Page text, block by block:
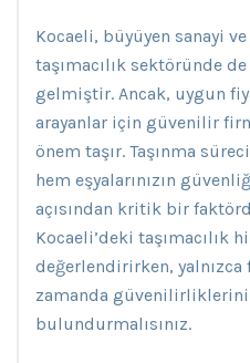
Kocaeli, büyüyen sanayi
taşımacılık sektöründe
gelmiştir. Ancak, uygun
arayanlar için güvenilir
önem taşır. Taşınma
hem eşyalarınızın
açısından kritik bir
Kocaeli’deki taşımacılık
değerlendirirken, yalnızca
zamanda
bulundurmalısınız.